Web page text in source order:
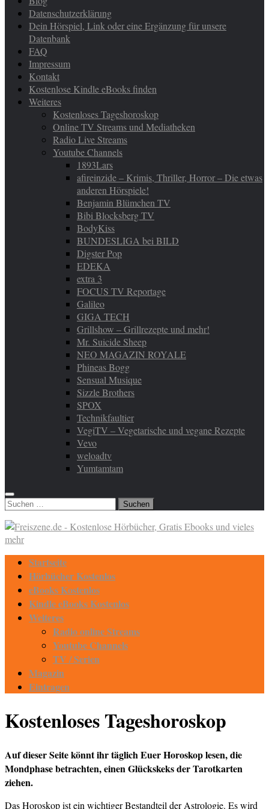
Datenschutzerklärung
Dein Hörspiel, Link oder eine Ergänzung für unsere
Datenbank
FAQ
Impressum
Kontakt
Kostenlose Kindle eBooks finden
Weiteres
Kostenloses Tageshoroskop
Online TV Streams und Mediatheken
Radio Live Streams
Youtube Channels
1893Lars
afireinzide – Krimis, Thriller, Horror – Die etwas
anderen Hörspiele!
Benjamin Blümchen TV
Bibi Blocksberg TV
BodyKiss
BUNDESLIGA bei BILD
Digster Pop
EDEKA
extra 3
FOCUS TV Reportage
Galileo
GIGA TECH
Grillshow – Grillrezepte und mehr!
Mr. Suicide Sheep
NEO MAGAZIN ROYALE
Phineas Bogg
Sensual Musique
Sizzle Brothers
SPOX
Technikfaultier
VegiTV – Vegetarische und vegane Rezepte
Vevo
weloadtv
Yumtamtam
Suchen
Startseite
Hörbücher Kostenlos
eBooks Kostenlos
Kindle eBooks Kostenlos
Weiteres
Radio online Streams
Youtube Channels
TV / Serien
Magazin
Eintragen
Kostenloses Tageshoroskop
Auf dieser Seite könnt ihr täglich Euer Horoskop lesen, die
Mondphase betrachten, einen Glückskeks der Tarotkarten
ziehen.
Das Horoskop ist ein wichtiger Bestandteil der Astrologie. Es wird